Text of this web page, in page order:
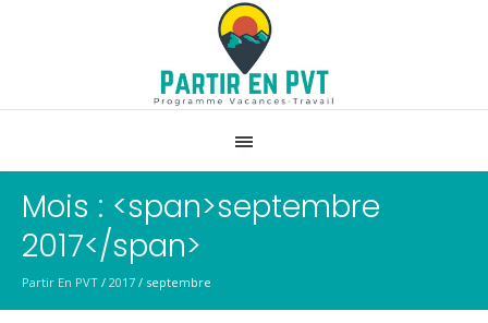
Mois : <span>septembre
2017</span>
Partir En PVT / 2017 / septembre